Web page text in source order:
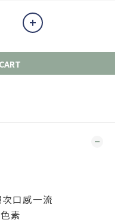
口感一流
素